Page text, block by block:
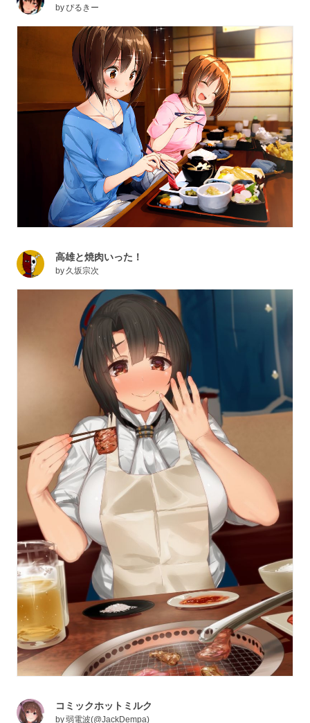
byぴるきー
高雄と焼肉いった！
by 久坂宗次
コミックホットミルク
by弱電波(@JackDempa)